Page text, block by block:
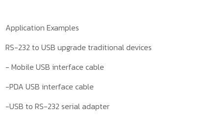
Application Examples
RS-232 to USB upgrade traditional devices
- Mobile USB interface cable
-PDA USB interface cable
-USB to RS-232 serial adapter